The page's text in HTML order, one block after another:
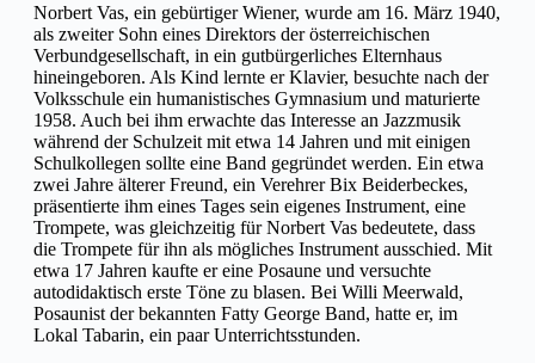
Norbert Vas, ein gebürtiger Wiener, wurde am 16. März 1940,
als zweiter Sohn eines Direktors der österreichischen
Verbundgesellschaft, in ein gutbürgerliches Elternhaus
hineingeboren. Als Kind lernte er Klavier, besuchte nach der
Volksschule ein humanistisches Gymnasium und maturierte
1958. Auch bei ihm erwachte das Interesse an Jazzmusik
während der Schulzeit mit etwa 14 Jahren und mit einigen
Schulkollegen sollte eine Band gegründet werden. Ein etwa
zwei Jahre älterer Freund, ein Verehrer Bix Beiderbeckes,
präsentierte ihm eines Tages sein eigenes Instrument, eine
Trompete, was gleichzeitig für Norbert Vas bedeutete, dass
die Trompete für ihn als mögliches Instrument ausschied. Mit
etwa 17 Jahren kaufte er eine Posaune und versuchte
autodidaktisch erste Töne zu blasen. Bei Willi Meerwald,
Posaunist der bekannten Fatty George Band, hatte er, im
Lokal Tabarin, ein paar Unterrichtsstunden.